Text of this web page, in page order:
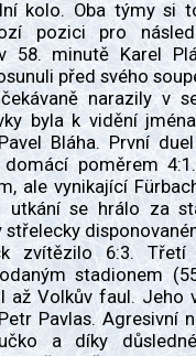
kolo. Oba týmy si
pozici pro
58. minutě Karel
před svého
narazily v
byla k vidění
Bláha. První
poměrem
ale vynikající
utkání se hrálo za
zvítězilo 6:3. Třetí
stadionem
až Volkův faul. Jeho
Pavlas. Agresivní
a díky